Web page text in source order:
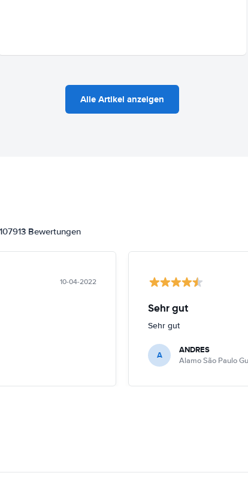
Alle Artikel anzeigen
Bewertungen
10-04-2022
Sehr gut
Sehr gut
A ANDRES
Alamo São Paulo